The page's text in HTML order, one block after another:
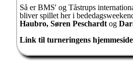
Så er BMS' og Tåstrups
bliver spillet her i
Haubro, Søren Peschardt og
Link til turneringens hjemmeside